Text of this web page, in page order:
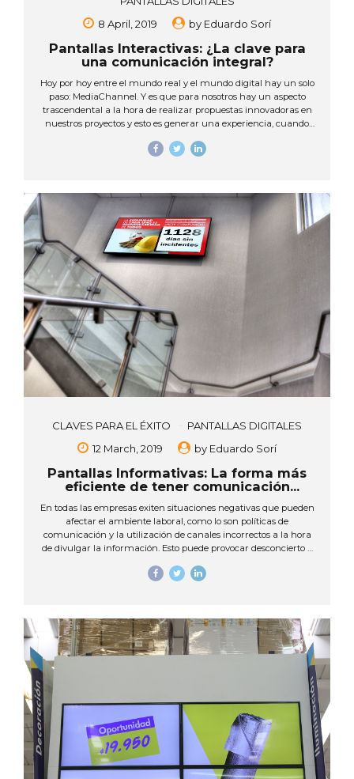
8 April, 2019
by Eduardo Sorí
Pantallas Interactivas: ¿La clave para
una comunicación integral?
Hoy por hoy entre el mundo real y el mundo digital hay un solo
paso: MediaChannel. Y es que para nosotros hay un aspecto
trascendental a la hora de realizar propuestas innovadoras en
nuestros proyectos y esto es generar una experiencia, cuando
una información completa, oportuna y eficaz, creando una
momento y cada necesidad, ofreciendo una respuesta en
tiempo real a sus consultas,...
CLAVES PARA EL ÉXITO
PANTALLAS DIGITALES
12 March, 2019
by Eduardo Sorí
Pantallas Informativas: La forma más
eficiente de tener comunicación
En todas las empresas exiten situaciones negativas que pueden
afectar el ambiente laboral, como lo son políticas de
comunicación y la utilización de canales incorrectos a la hora
de divulgar la información. Esto puede provocar desconcierto y
errores. Como es ya conocido, la comunicación interna
inconvenientes. Muchas veces las empresas dan por hecho que
cuentan con una comunicación interna eficiente ya que día...